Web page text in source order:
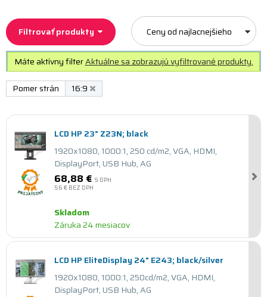
Filtrovať produkty Ceny od najlacnejšieho
Máte aktívny filterAktuálne sa zobrazujú vyfiltrované produkty.
Pomer strán 16:9
LCD HP 23" Z23N; black
1920x1080, 1000:1, 250 cd/m2, VGA, HDMI,
DisplayPort, USB Hub, AG
68,88 € S DPH
56 € BEZ DPH
Skladom
Záruka 24 mesiacov
LCD HP EliteDisplay 24" E243; black/silver
1920x1080, 1000:1, 250cd/m2, VGA, HDMI,
DisplayPort, USB Hub, AG